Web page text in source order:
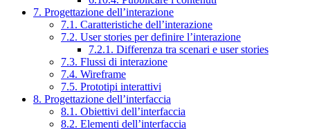
7. Progettazione dell’interazione
7.1. Caratteristiche dell’interazione
7.2. User stories per definire l’interazione
7.2.1. Differenza tra scenari e user stories
7.3. Flussi di interazione
7.4. Wireframe
7.5. Prototipi interattivi
8. Progettazione dell’interfaccia
8.1. Obiettivi dell’interfaccia
8.2. Elementi dell’interfaccia